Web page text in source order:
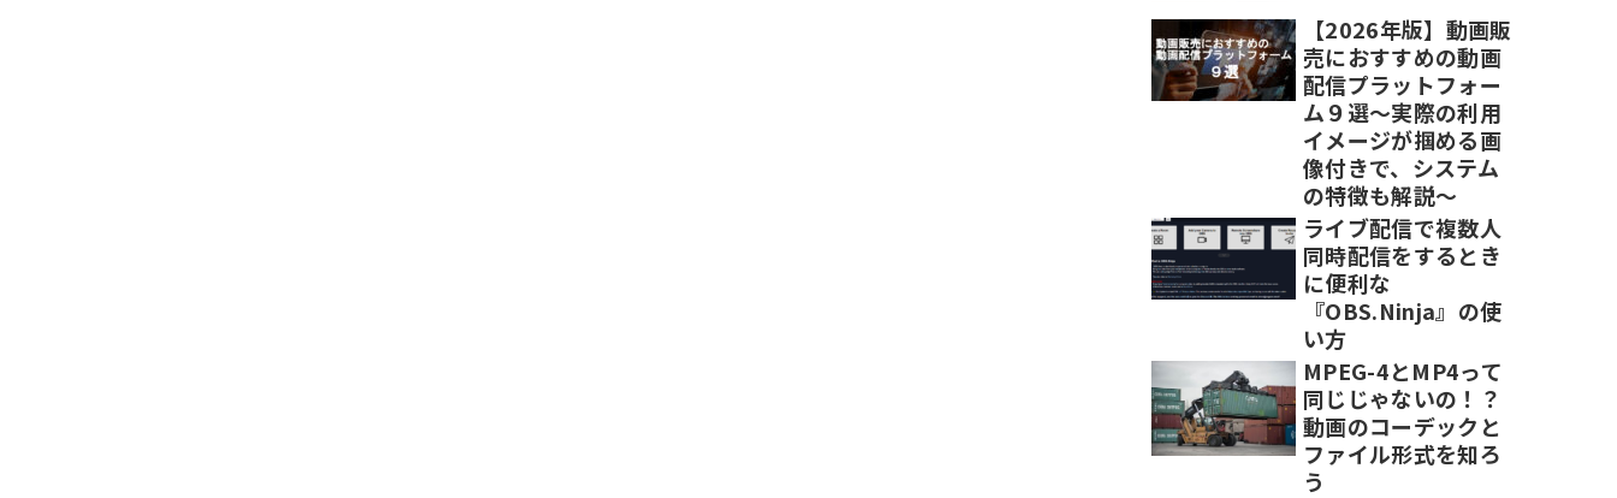
【2026年版】動画販
売におすすめの動画
配信プラットフォー
ム９選～実際の利用
イメージが掴める画
像付きで、システム
の特徴も解説～
ライブ配信で複数人
同時配信をするとき
に便利な
『OBS.Ninja』の使
い方
MPEG-4とMP4って
同じじゃないの！？
動画のコーデックと
ファイル形式を知ろ
う